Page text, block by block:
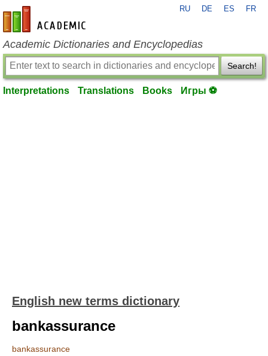
en-academic.com
RU DE ES FR
Academic Dictionaries and Encyclopedias
Search!
Interpretations Translations Books Игры ⚽
English new terms dictionary
bankassurance
bankassurance